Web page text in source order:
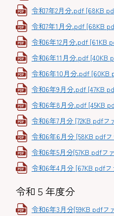
令和7年2月分.pdf [68KB
令和7年1月分.pdf [68KB
令和6年12月分.pdf [61KB
令和6年11月分.pdf [40KB
令和6年10月分.pdf [60KB
令和6年9月分.pdf [47KB
令和6年8月分.pdf [45KB
令和6年7月分 [72KB pdfフ
令和6年6月分 [58KB pdf
令和6年5月分[57KB pdfフ
令和6年4月分 [67KB pdfフ
令和５年度分
令和6年3月分[59KB pdfフ